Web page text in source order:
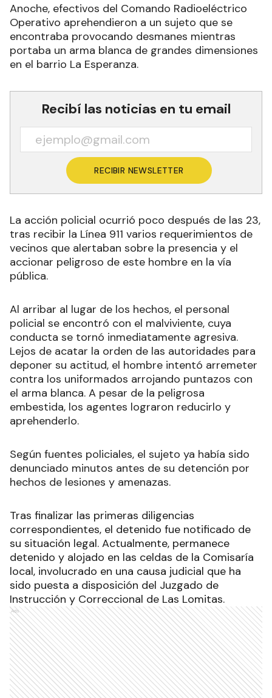
Anoche, efectivos del Comando Radioeléctrico
Operativo aprehendieron a un sujeto que se
encontraba provocando desmanes mientras
portaba un arma blanca de grandes dimensiones
en el barrio La Esperanza.
Recibí las noticias en tu email
RECIBIR NEWSLETTER
La acción policial ocurrió poco después de las 23,
tras recibir la Línea 911 varios requerimientos de
vecinos que alertaban sobre la presencia y el
accionar peligroso de este hombre en la vía
pública.
Al arribar al lugar de los hechos, el personal
policial se encontró con el malviviente, cuya
conducta se tornó inmediatamente agresiva.
Lejos de acatar la orden de las autoridades para
deponer su actitud, el hombre intentó arremeter
contra los uniformados arrojando puntazos con
el arma blanca. A pesar de la peligrosa
embestida, los agentes lograron reducirlo y
aprehenderlo.
Según fuentes policiales, el sujeto ya había sido
denunciado minutos antes de su detención por
hechos de lesiones y amenazas.
Tras finalizar las primeras diligencias
correspondientes, el detenido fue notificado de
su situación legal. Actualmente, permanece
detenido y alojado en las celdas de la Comisaría
local, involucrado en una causa judicial que ha
sido puesta a disposición del Juzgado de
Instrucción y Correccional de Las Lomitas.
Ads